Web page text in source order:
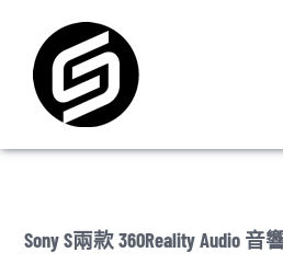
content
Sony S兩款 360Reality Audio 音